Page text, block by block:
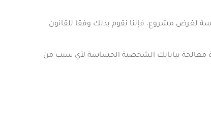
لغرض مشروع، فإننا نقوم بذلك وفقا للقانون
معالجة بياناتك الشخصية الحساسة لأي سبب من